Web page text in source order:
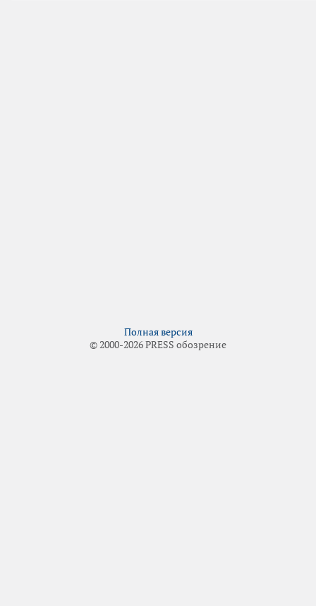
Полная версия
© 2000-2026 PRESS обозрение